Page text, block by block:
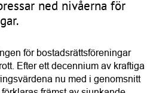
för bostadsrättsföreningar
Efter ett decennium av kraftiga
nu med i genomsnitt
främst av sjunkande